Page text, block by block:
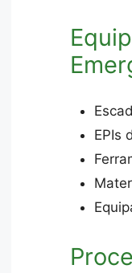
EPIs